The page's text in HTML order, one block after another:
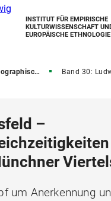
INSTITUT FÜR EMPIRISCHE
KULTURWISSENSCHAFT
EUROPÄISCHE ETHNOLOGIE
Schriften Band 30: Ludwigsfeld – (Un-
–
um Anerkennung